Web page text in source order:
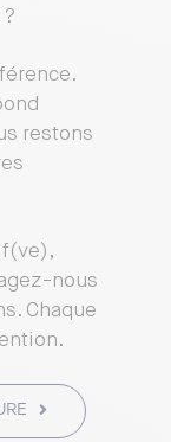
restons
nous
Chaque